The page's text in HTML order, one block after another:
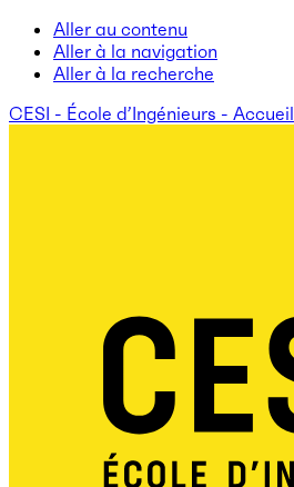
Aller au contenu
Aller à la navigation
Aller à la recherche
CESI - École d’Ingénieurs - Accueil